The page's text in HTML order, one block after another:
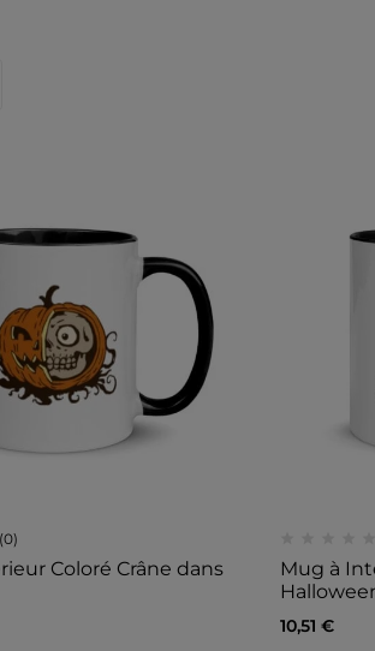
(0)
Coloré Crâne dans
Mug à
10,51 €